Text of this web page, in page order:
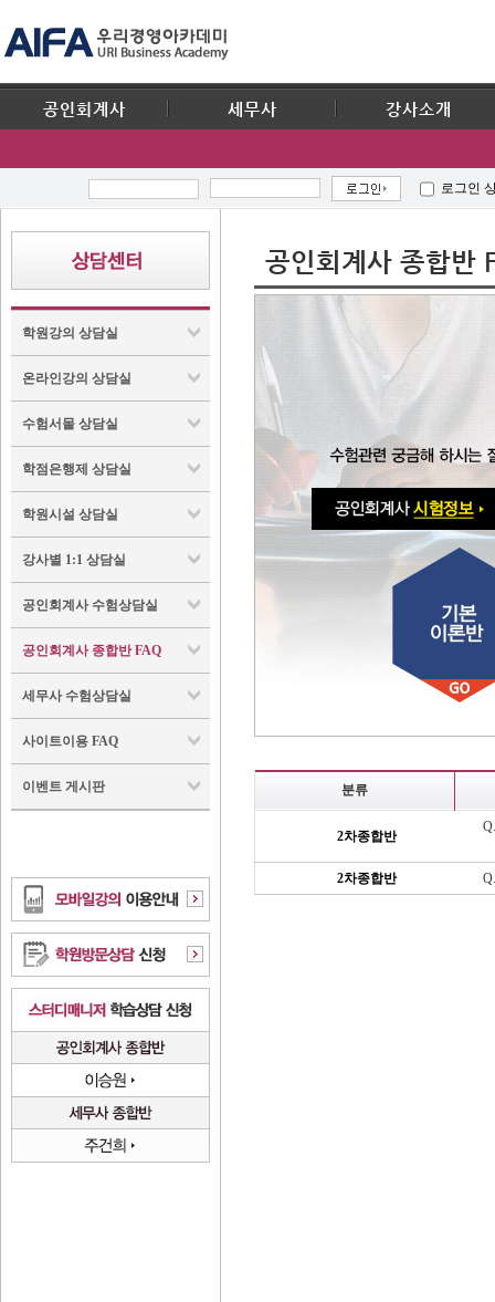
공인회계사 세무사 강사소개
로그인
학원강의 상담실
온라인강의 상담실
수험서몰 상담실
학점은행제 상담실
학원시설 상담실
강사별 1:1 상담실
공인회계사 수험상담실
공인회계사 종합반 FAQ
세무사 수험상담실
사이트이용 FAQ
이벤트 게시판
공인회계사 종합반
분류
2차종합반
2차종합반